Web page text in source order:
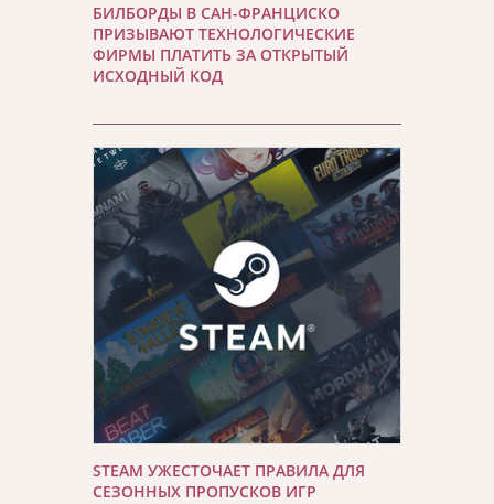
БИЛБОРДЫ В САН-ФРАНЦИСКО
ПРИЗЫВАЮТ ТЕХНОЛОГИЧЕСКИЕ
ФИРМЫ ПЛАТИТЬ ЗА ОТКРЫТЫЙ
ИСХОДНЫЙ КОД
STEAM УЖЕСТОЧАЕТ ПРАВИЛА ДЛЯ
СЕЗОННЫХ ПРОПУСКОВ ИГР